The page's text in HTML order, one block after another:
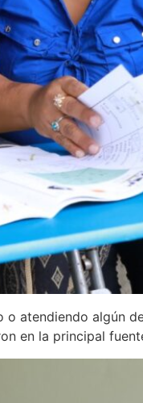
atendiendo algún
en la principal